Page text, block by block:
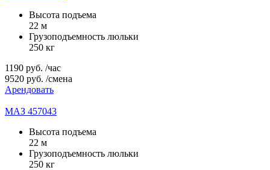
Высота подъема
22 м
Грузоподъемность люльки
250 кг
1190 руб. /час
9520 руб. /смена
Арендовать
МАЗ 457043
Высота подъема
22 м
Грузоподъемность люльки
250 кг